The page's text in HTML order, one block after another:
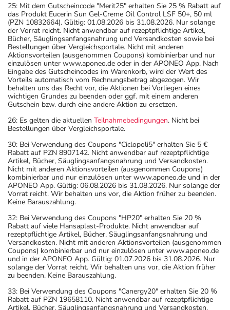
25: Mit dem Gutscheincode "Merit25" erhalten Sie 25 % Rabatt auf
das Produkt Eucerin Sun Gel-Creme Oil Control LSF 50+, 50 ml
(PZN 10832664). Gültig: 01.08.2026 bis 31.08.2026. Nur solange
der Vorrat reicht. Nicht anwendbar auf rezeptpflichtige Artikel,
Bücher, Säuglingsanfangsnahrung und Versandkosten sowie bei
Bestellungen über Vergleichsportale. Nicht mit anderen
Aktionsvorteilen (ausgenommen Coupons) kombinierbar und nur
einzulösen unter www.aponeo.de oder in der APONEO App. Nach
Eingabe des Gutscheincodes im Warenkorb, wird der Wert des
Vorteils automatisch vom Rechnungsbetrag abgezogen. Wir
behalten uns das Recht vor, die Aktionen bei Vorliegen eines
wichtigen Grundes zu beenden oder ggf. mit einem anderen
Gutschein bzw. durch eine andere Aktion zu ersetzen.
26: Es gelten die aktuellen Teilnahmebedingungen. Nicht bei
Bestellungen über Vergleichsportale.
30: Bei Verwendung des Coupons "Ciclopoli5" erhalten Sie 5 €
Rabatt auf PZN 8907142. Nicht anwendbar auf rezeptpflichtige
Artikel, Bücher, Säuglingsanfangsnahrung und Versandkosten.
Nicht mit anderen Aktionsvorteilen (ausgenommen Coupons)
kombinierbar und nur einzulösen unter www.aponeo.de und in der
APONEO App. Gültig: 06.08.2026 bis 31.08.2026. Nur solange der
Vorrat reicht. Wir behalten uns vor, die Aktion früher zu beenden.
Keine Barauszahlung.
32: Bei Verwendung des Coupons "HP20" erhalten Sie 20 %
Rabatt auf viele Hansaplast-Produkte. Nicht anwendbar auf
rezeptpflichtige Artikel, Bücher, Säuglingsanfangsnahrung und
Versandkosten. Nicht mit anderen Aktionsvorteilen (ausgenommen
Coupons) kombinierbar und nur einzulösen unter www.aponeo.de
und in der APONEO App. Gültig: 01.07.2026 bis 31.08.2026. Nur
solange der Vorrat reicht. Wir behalten uns vor, die Aktion früher
zu beenden. Keine Barauszahlung.
33: Bei Verwendung des Coupons "Canergy20" erhalten Sie 20 %
Rabatt auf PZN 19658110. Nicht anwendbar auf rezeptpflichtige
Artikel, Bücher, Säuglingsanfangsnahrung und Versandkosten.